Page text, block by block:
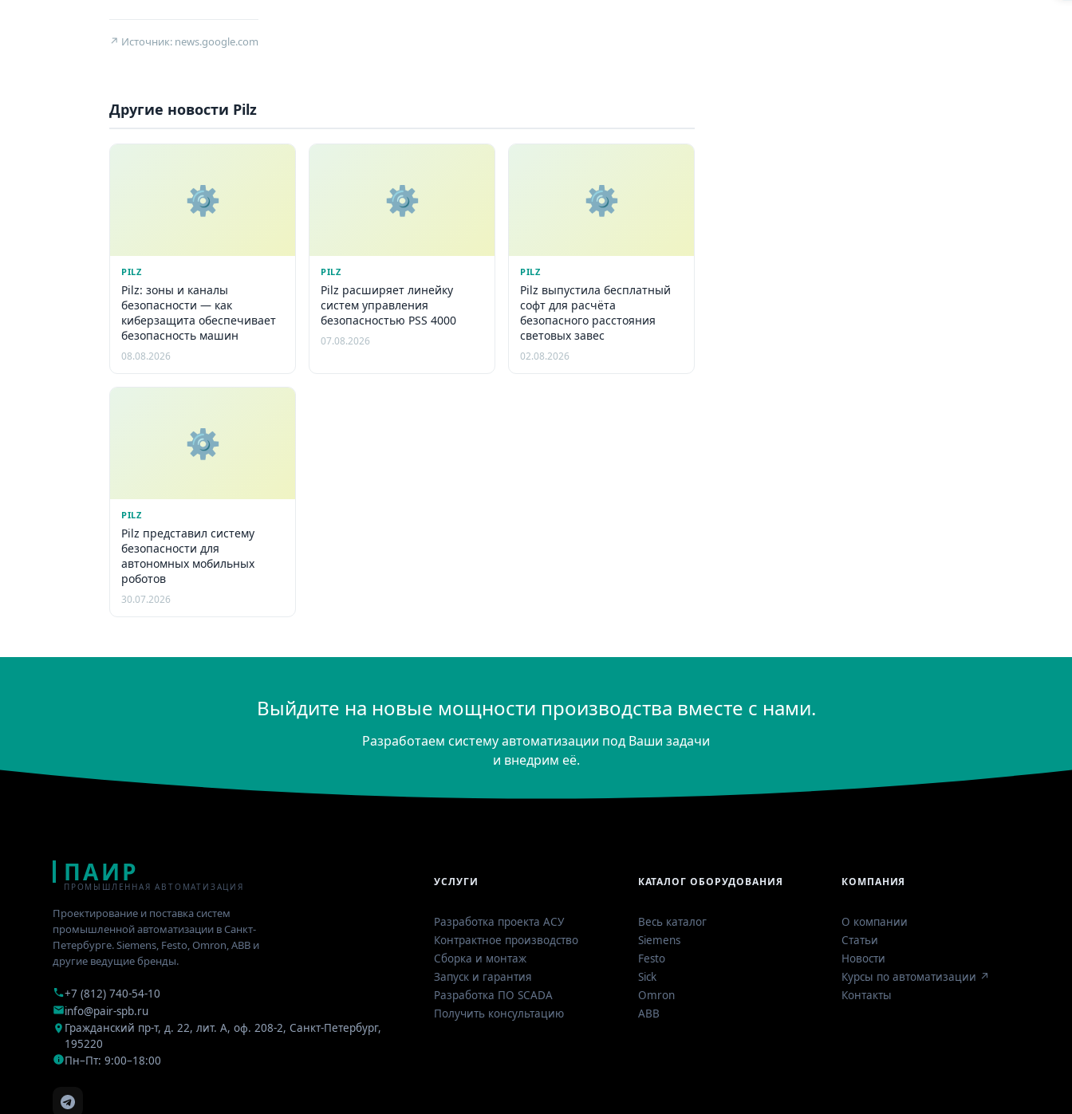
↗ Источник: news.google.com
Другие новости Pilz
⚙️
PILZ
Pilz: зоны и каналы
безопасности — как
киберзащита обеспечивает
безопасность машин
08.08.2026
⚙️
PILZ
Pilz расширяет линейку
систем управления
безопасностью PSS 4000
07.08.2026
⚙️
PILZ
Pilz выпустила бесплатный
софт для расчёта
безопасного расстояния
световых завес
02.08.2026
⚙️
PILZ
Pilz представил систему
безопасности для
автономных мобильных
роботов
30.07.2026
Выйдите на новые мощности производства вместе с нами.
Разработаем систему автоматизации под Ваши задачи
и внедрим её.
ПАИР
ПРОМЫШЛЕННАЯ АВТОМАТИЗАЦИЯ
Проектирование и поставка систем
промышленной автоматизации в Санкт-
Петербурге. Siemens, Festo, Omron, ABB и
другие ведущие бренды.
+7 (812) 740-54-10
info@pair-spb.ru
Гражданский пр-т, д. 22, лит. А, оф. 208-2, Санкт-Петербург,
195220
Пн–Пт: 9:00–18:00
УСЛУГИ
Разработка проекта АСУ
Контрактное производство
Сборка и монтаж
Запуск и гарантия
Разработка ПО SCADA
Получить консультацию
КАТАЛОГ ОБОРУДОВАНИЯ
Весь каталог
Siemens
Festo
Sick
Omron
ABB
КОМПАНИЯ
О компании
Статьи
Новости
Курсы по автоматизации ↗
Контакты